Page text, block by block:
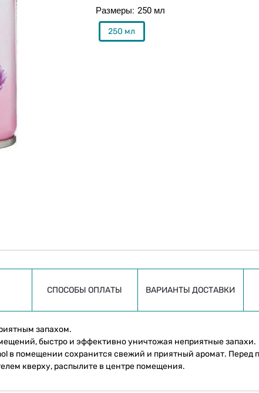
Размеры 250 мл
250 мл
СПОСОБЫ ОПЛАТЫ ВАРИАНТЫ ДОСТАВКИ
запахом.
быстро и эффективно уничтожая неприятные запахи.
в помещении сохранится свежий и приятный аромат. Перед
кверху, распылите в центре помещения.